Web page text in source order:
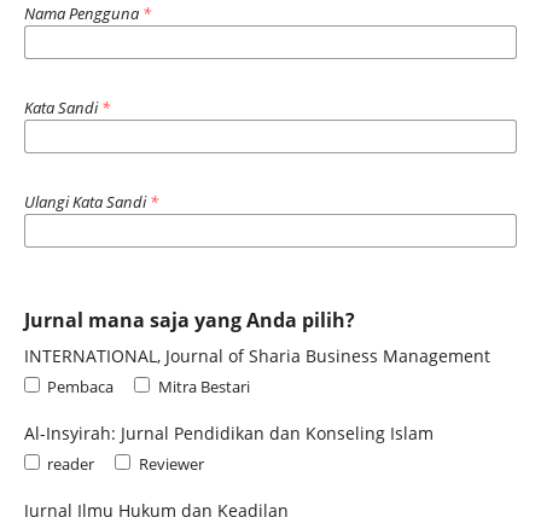
Nama Pengguna *
Kata Sandi*
Ulangi Kata Sandi*
Jurnal mana saja yang Anda pilih?
INTERNATIONAL, Journal of Sharia Business Management
Pembaca Mitra Bestari
Al-Insyirah: Jurnal Pendidikan dan Konseling Islam
reader Reviewer
Jurnal Ilmu Hukum dan Keadilan